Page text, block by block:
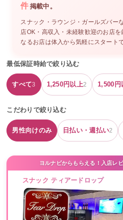
件 掲載中。
スナック・ラウンジ・ガールズバーな
店OK・高収入・未経験歓迎のお店
なるお店は体入から気軽にスタート
最低保証時給で絞り込む
すべて3 1,250円以上2 1,500 円
こだわりで絞り込む
男性向けのみ 日払い・週払い2
ヨルナビからもらえる！入店レ
スナック ティアードロップ